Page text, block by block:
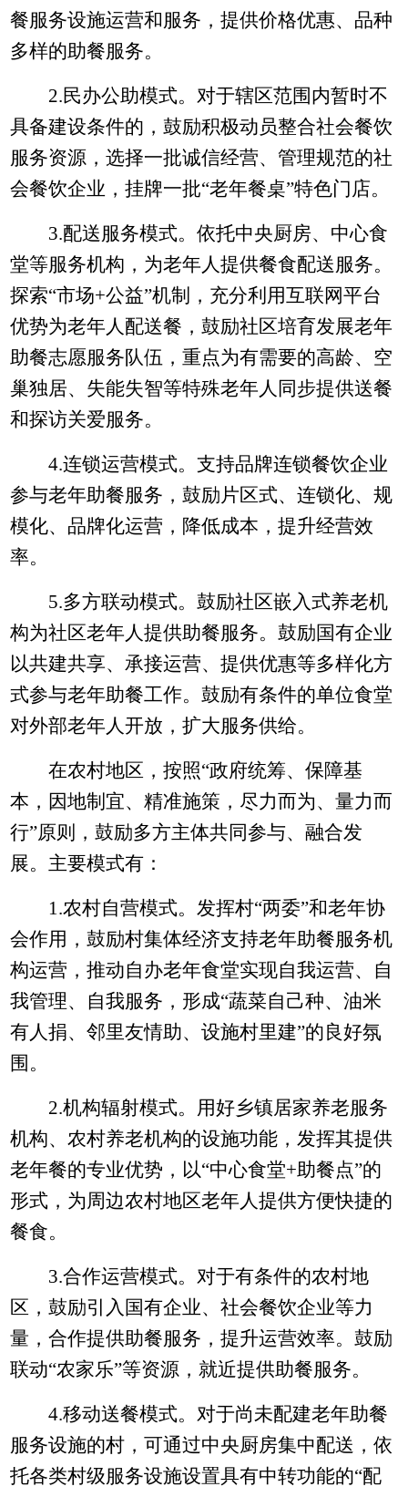
餐服务设施运营和服务，提供价格优惠、品种
多样的助餐服务。
2.民办公助模式。对于辖区范围内暂时不
具备建设条件的，鼓励积极动员整合社会餐饮
服务资源，选择一批诚信经营、管理规范的社
会餐饮企业，挂牌一批“老年餐桌”特色门店。
3.配送服务模式。依托中央厨房、中心食
堂等服务机构，为老年人提供餐食配送服务。
探索“市场+公益”机制，充分利用互联网平台
优势为老年人配送餐，鼓励社区培育发展老年
助餐志愿服务队伍，重点为有需要的高龄、空
巢独居、失能失智等特殊老年人同步提供送餐
和探访关爱服务。
4.连锁运营模式。支持品牌连锁餐饮企业
参与老年助餐服务，鼓励片区式、连锁化、规
模化、品牌化运营，降低成本，提升经营效
率。
5.多方联动模式。鼓励社区嵌入式养老机
构为社区老年人提供助餐服务。鼓励国有企业
以共建共享、承接运营、提供优惠等多样化方
式参与老年助餐工作。鼓励有条件的单位食堂
对外部老年人开放，扩大服务供给。
在农村地区，按照“政府统筹、保障基
本，因地制宜、精准施策，尽力而为、量力而
行”原则，鼓励多方主体共同参与、融合发
展。主要模式有：
1.农村自营模式。发挥村“两委”和老年协
会作用，鼓励村集体经济支持老年助餐服务机
构运营，推动自办老年食堂实现自我运营、自
我管理、自我服务，形成“蔬菜自己种、油米
有人捐、邻里友情助、设施村里建”的良好氛
围。
2.机构辐射模式。用好乡镇居家养老服务
机构、农村养老机构的设施功能，发挥其提供
老年餐的专业优势，以“中心食堂+助餐点”的
形式，为周边农村地区老年人提供方便快捷的
餐食。
3.合作运营模式。对于有条件的农村地
区，鼓励引入国有企业、社会餐饮企业等力
量，合作提供助餐服务，提升运营效率。鼓励
联动“农家乐”等资源，就近提供助餐服务。
4.移动送餐模式。对于尚未配建老年助餐
服务设施的村，可通过中央厨房集中配送，依
托各类村级服务设施设置具有中转功能的“配